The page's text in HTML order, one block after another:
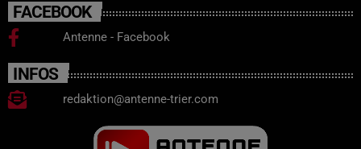
FACEBOOK
Antenne - Facebook
INFOS
redaktion@antenne-trier.com